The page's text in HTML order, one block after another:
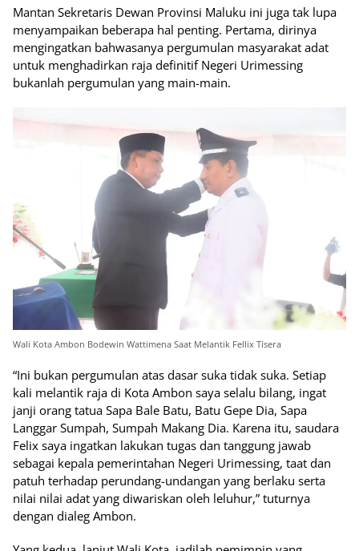
Mantan Sekretaris Dewan Provinsi Maluku ini juga tak lupa
menyampaikan beberapa hal penting. Pertama, dirinya
mengingatkan bahwasanya pergumulan masyarakat adat
untuk menghadirkan raja definitif Negeri Urimessing
bukanlah pergumulan yang main-main.
Wali Kota Ambon Bodewin Wattimena Saat Melantik Fellix Tisera
“Ini bukan pergumulan atas dasar suka tidak suka. Setiap
kali melantik raja di Kota Ambon saya selalu bilang, ingat
janji orang tatua Sapa Bale Batu, Batu Gepe Dia, Sapa
Langgar Sumpah, Sumpah Makang Dia. Karena itu, saudara
Felix saya ingatkan lakukan tugas dan tanggung jawab
sebagai kepala pemerintahan Negeri Urimessing, taat dan
patuh terhadap perundang-undangan yang berlaku serta
nilai nilai adat yang diwariskan oleh leluhur,” tuturnya
dengan dialeg Ambon.